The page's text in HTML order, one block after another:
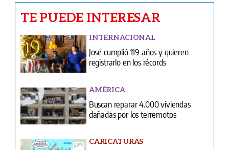
registrarlo en los récords
AMÉRICA
Buscan reparar 4.000 viviendas
dañadas por los terremotos
CARICATURAS
Caricatura del 5 de agosto de 2026
CURIOSIDADES